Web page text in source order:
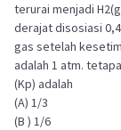
terurai menjadi
derajat disosiasi
gas setelah
adalah 1 atm.
(Kp) adalah
(A) 1/3
(B ) 1/6